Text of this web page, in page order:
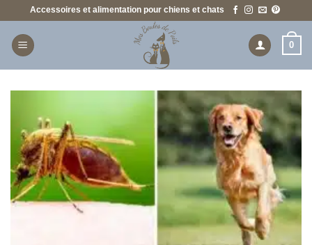
Passer
contenu
Accessoires et alimentation pour chiens et chats
0